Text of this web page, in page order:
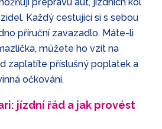
Každý cestující si s sebou
příruční zavazadlo. Máte-li
můžete ho vzít na
zaplatíte příslušný poplatek a
očkování.
jízdní řád a jak provést